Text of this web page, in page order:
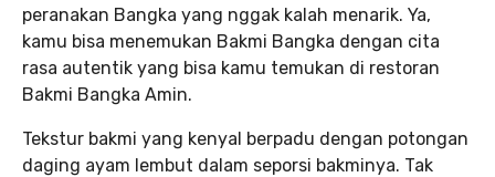
peranakan Bangka yang nggak kalah menarik. Ya,
kamu bisa menemukan Bakmi Bangka dengan cita
rasa autentik yang bisa kamu temukan di restoran
Bakmi Bangka Amin.
Tekstur bakmi yang kenyal berpadu dengan potongan
daging ayam lembut dalam seporsi bakminya. Tak